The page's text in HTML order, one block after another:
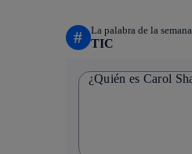
# La palabra de la semana
TIC
¿Quién es Carol